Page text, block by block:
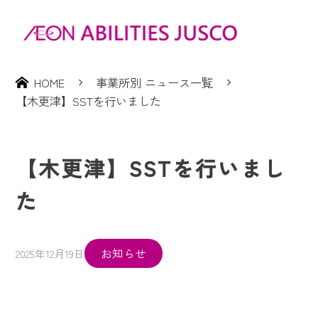
HOME
事業所別 ニュース一覧
【木更津】SSTを行いました
【木更津】SSTを行いまし
た
2025年12月19日 お知らせ